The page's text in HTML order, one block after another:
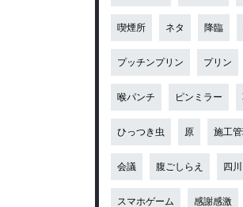
喫煙所 ネタ 降臨
プッチンプリン プリン
喉パンチ ピンミラー
ひっつき虫 原 施工
会議 腹ごしらえ 四川
スマホゲーム 感謝感激